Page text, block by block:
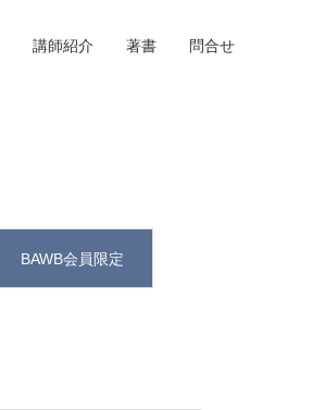
BAWB会員限定
講師紹介 著書 問合せ